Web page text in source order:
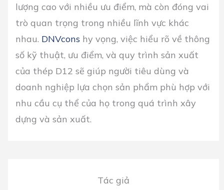
lượng cao với nhiều ưu điểm, mà còn đóng vai
trò quan trọng trong nhiều lĩnh vực khác
nhau. DNVcons hy vọng, việc hiểu rõ về thông
số kỹ thuật, ưu điểm, và quy trình sản xuất
của thép D12 sẽ giúp người tiêu dùng và
doanh nghiệp lựa chọn sản phẩm phù hợp với
nhu cầu cụ thể của họ trong quá trình xây
dựng và sản xuất.
Tác giả